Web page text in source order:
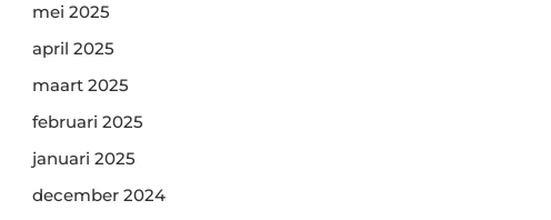
mei 2025
april 2025
maart 2025
februari 2025
januari 2025
december 2024